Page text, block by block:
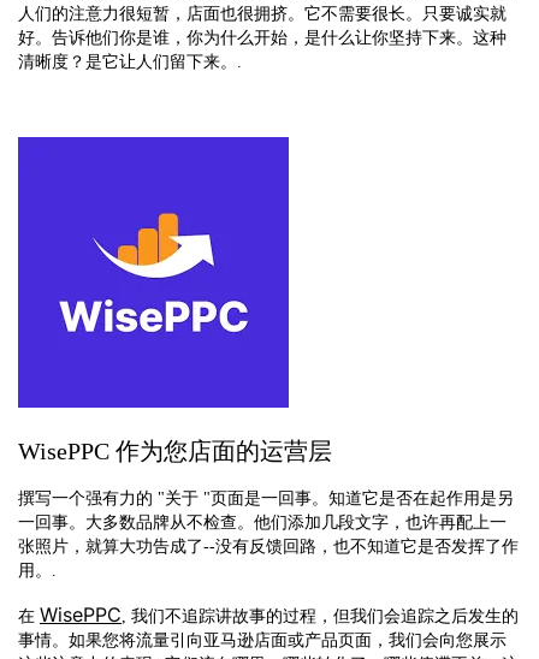
人们的注意力很短暂，店面也很拥挤。它不需要很长。只要诚实就
好。告诉他们你是谁，你为什么开始，是什么让你坚持下来。这种
清晰度？是它让人们留下来。.
WisePPC 作为您店面的运营层
撰写一个强有力的 "关于 "页面是一回事。知道它是否在起作用是另
一回事。大多数品牌从不检查。他们添加几段文字，也许再配上一
张照片，就算大功告成了--没有反馈回路，也不知道它是否发挥了作
用。.
在 WisePPC, 我们不追踪讲故事的过程，但我们会追踪之后发生的
事情。如果您将流量引向亚马逊店面或产品页面，我们会向您展示